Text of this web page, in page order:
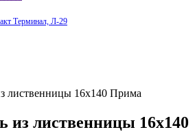
Терминал, Л-29
лиственницы 16x140 Прима
из лиственницы 16x140